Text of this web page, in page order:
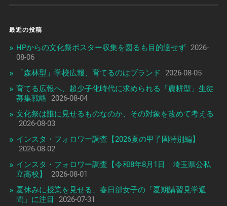
最近の投稿
HPからの文化祭ポスター収集を図るも目的達せず 2026-
08-06
「森林型」学校広報、育てるのはブランド
2026-08-05
育てる広報へ、超少子化時代に求められる「農耕型」生徒
募集戦略
2026-08-04
文化祭は誰に見せるものなのか、その対象を改めて考える
2026-08-03
インスタ・フォロワー調査【2026夏の甲子園特別編】
2026-08-02
インスタ・フォロワー調査【令和8年8月1日 埼玉県公私
立高校】
2026-08-01
夏休みに授業を見せる、春日部女子の「夏期講習見学週
間」に注目
2026-07-31